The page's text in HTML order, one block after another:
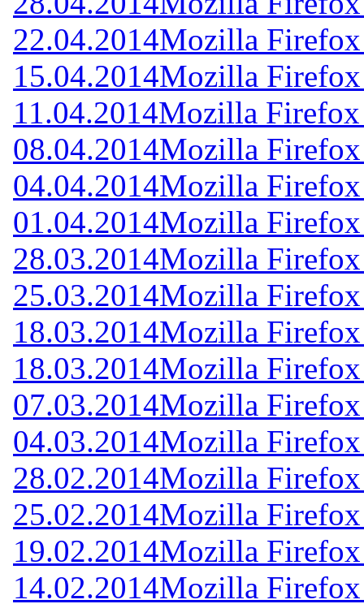
22.04.2014Mozilla
15.04.2014Mozilla
11.04.2014Mozilla
08.04.2014Mozilla
04.04.2014Mozilla
01.04.2014Mozilla
28.03.2014Mozilla
25.03.2014Mozilla
18.03.2014Mozilla
18.03.2014Mozilla
07.03.2014Mozilla
04.03.2014Mozilla
28.02.2014Mozilla
25.02.2014Mozilla
19.02.2014Mozilla
14.02.2014Mozilla